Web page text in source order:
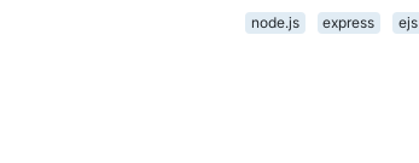
node.js express ejs